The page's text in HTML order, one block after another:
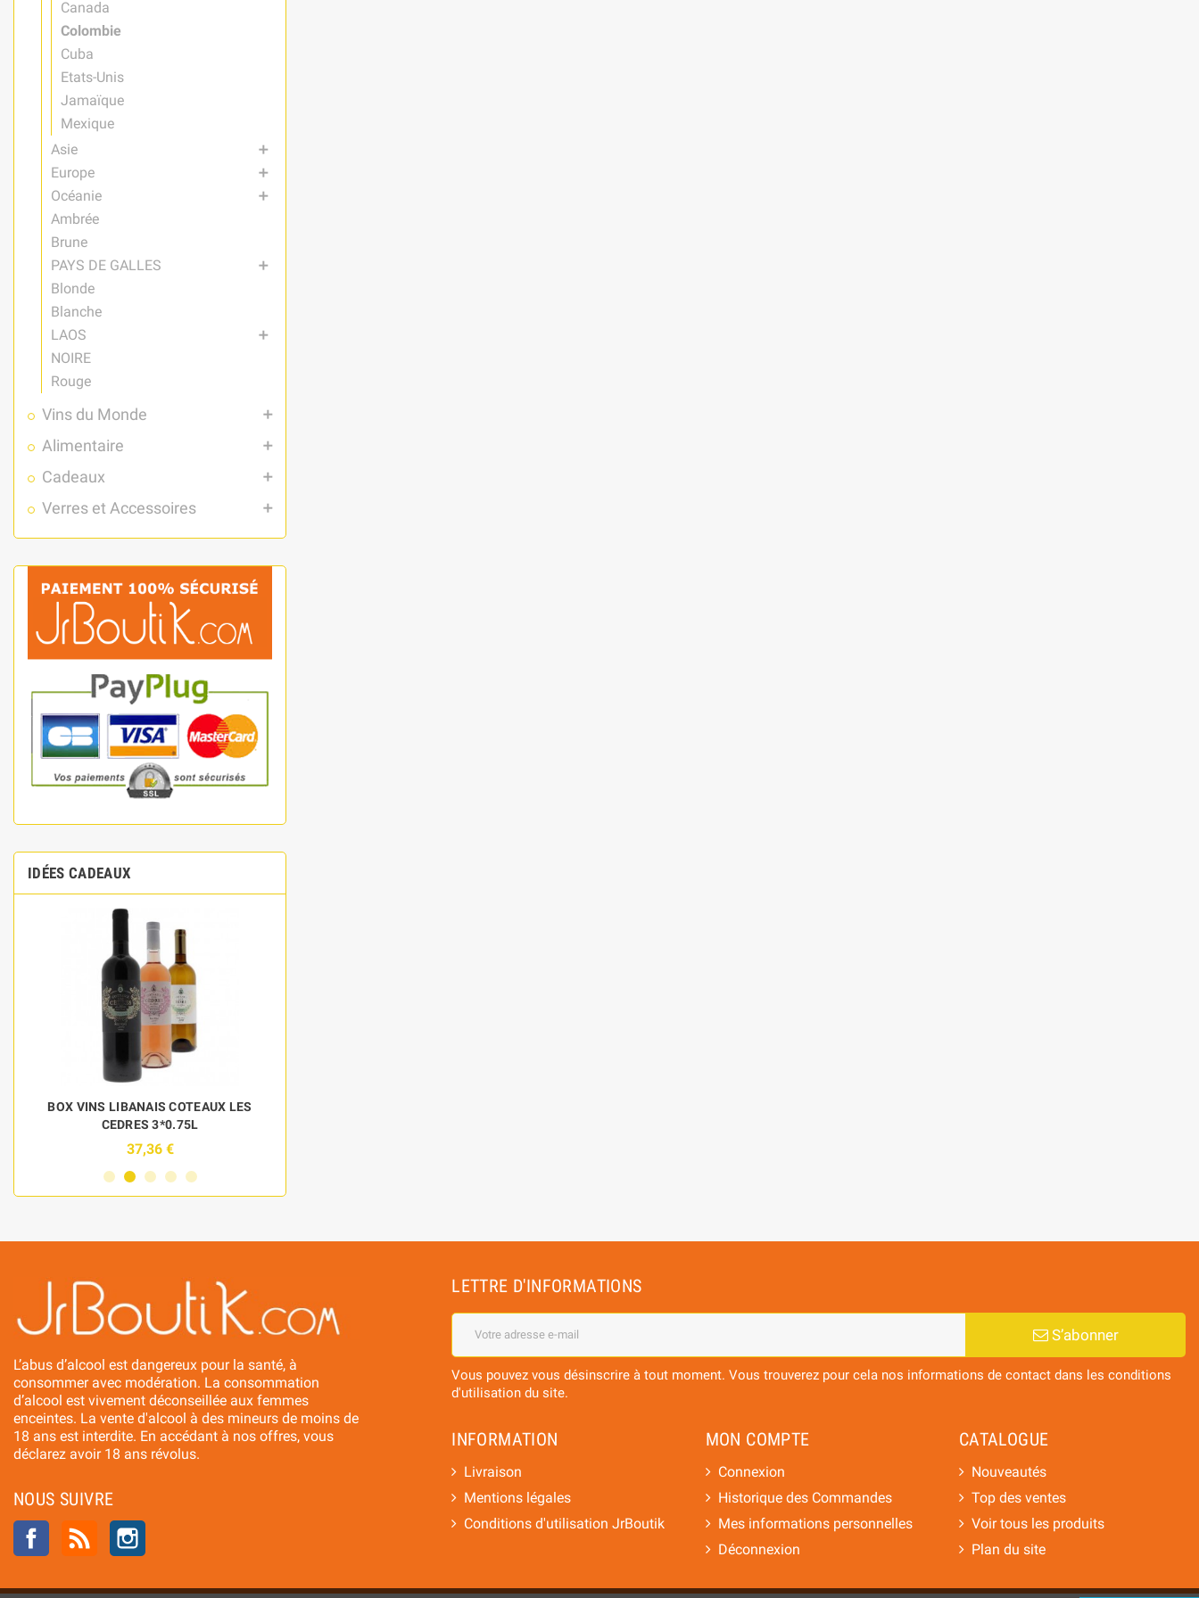
Canada
Colombie
Cuba
Etats-Unis
Jamaïque
Mexique
Asie
add
Europe add
Océanie add
Ambrée
Brune
PAYS DE GALLES
add
Blonde
Blanche
LAOS
add
NOIRE
Rouge
Vins du Monde add
Alimentaire add
Cadeaux add
Verres et Accessoires add
IDÉES CADEAUX
BOX VINS LIBANAIS COTEAUX LES
CEDRES 3*0.75L
37,36 €
L’abus d’alcool est dangereux pour la santé, à
consommer avec modération. La consommation
d’alcool est vivement déconseillée aux femmes
enceintes. La vente d'alcool à des mineurs de moins de
18 ans est interdite. En accédant à nos offres, vous
déclarez avoir 18 ans révolus.
NOUS SUIVRE
FacebookRss
LETTRE D'INFORMATIONS
S’abonner
Vous pouvez vous désinscrire à tout moment. Vous trouverez pour cela nos informations de contact dans les conditions
d'utilisation du site.
INFORMATION
Livraison
Mentions légales
Conditions d'utilisation JrBoutik
MON COMPTE
Connexion
Historique des Commandes
Mes informations personnelles
Déconnexion
CATALOGUE
Nouveautés
Top des ventes
Voir tous les produits
Plan du site